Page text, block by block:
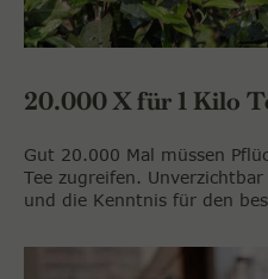
20.000 X für 1 Kilo
Gut 20.000 Mal müssen
Tee zugreifen.
und die Kenntnis für den